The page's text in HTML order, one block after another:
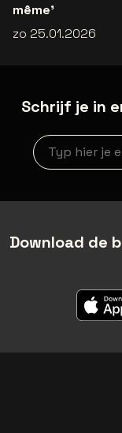
même'
zo 25.01.2026
Schrijf je in
Nieuwsbrief
Download de